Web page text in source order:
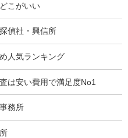
こがいい
偵社・興信所
人気ランキング
は安い費用で満足度No1
務所